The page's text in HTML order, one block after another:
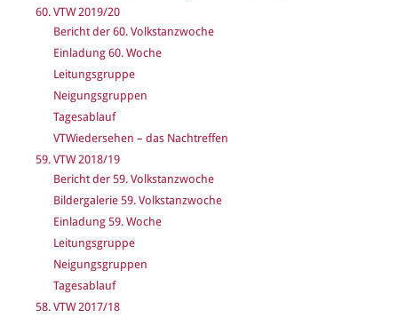
60. VTW 2019/20
Bericht der 60. Volkstanzwoche
Einladung 60. Woche
Leitungsgruppe
Neigungsgruppen
Tagesablauf
VTWiedersehen – das Nachtreffen
59. VTW 2018/19
Bericht der 59. Volkstanzwoche
Bildergalerie 59. Volkstanzwoche
Einladung 59. Woche
Leitungsgruppe
Neigungsgruppen
Tagesablauf
58. VTW 2017/18